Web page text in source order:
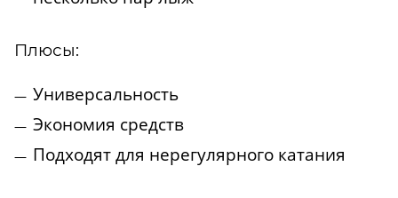
Плюсы:
Универсальность
Экономия средств
Подходят для нерегулярного катания